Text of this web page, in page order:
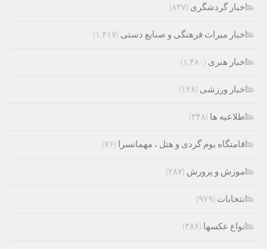
اخبار گردشگری (۸۳۷)
اخبار میراث فرهنگی و صنایع دستی (۱,۴۱۷)
اخبار هنری (۱,۴۸۰)
اخبار ورزشی (۱۲۸)
اطلاعیه ها (۳۴۸)
اقامتگاه بوم گردی و هتل ، مهمانسرا (۷۶)
اموزش و پرورش (۲۸۷)
انتخابات (۹۷۹)
انواع عکسها (۳۸۶)